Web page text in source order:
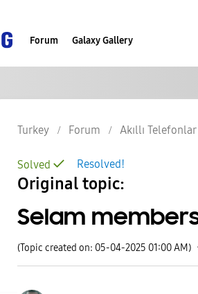
Forum Galaxy Gallery
Turkey Forum Akıllı Telefonlar
Resolved!
Solved
Original topic:
Selam
(Topic created on: 05-04-2025 01:00 AM)